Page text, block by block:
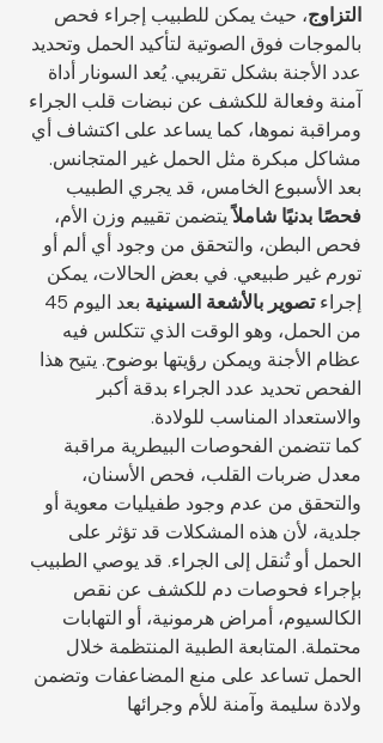
التزاوج، حيث يمكن للطبيب إجراء فحص
بالموجات فوق الصوتية لتأكيد الحمل وتحديد
عدد الأجنة بشكل تقريبي. يُعد السونار أداة
آمنة وفعالة للكشف عن نبضات قلب الجراء
ومراقبة نموها، كما يساعد على اكتشاف أي
مشاكل مبكرة مثل الحمل غير المتجانس.
بعد الأسبوع الخامس، قد يجري الطبيب
فحصًا بدنيًا شاملاً يتضمن تقييم وزن الأم،
فحص البطن، والتحقق من وجود أي ألم أو
تورم غير طبيعي. في بعض الحالات، يمكن
إجراء تصوير بالأشعة السينية
من الحمل، وهو الوقت الذي تتكلس فيه
عظام الأجنة ويمكن رؤيتها بوضوح. يتيح هذا
الفحص تحديد عدد الجراء بدقة أكبر
والاستعداد المناسب للولادة.
كما تتضمن الفحوصات البيطرية مراقبة
معدل ضربات القلب، فحص الأسنان،
والتحقق من عدم وجود طفيليات معوية أو
جلدية، لأن هذه المشكلات قد تؤثر على
الحمل أو تُنقل إلى الجراء. قد يوصي الطبيب
بإجراء فحوصات دم للكشف عن نقص
الكالسيوم، أمراض هرمونية، أو التهابات
محتملة. المتابعة الطبية المنتظمة خلال
الحمل تساعد على منع المضاعفات وتضمن
ولادة سليمة وآمنة للأم وجرائها